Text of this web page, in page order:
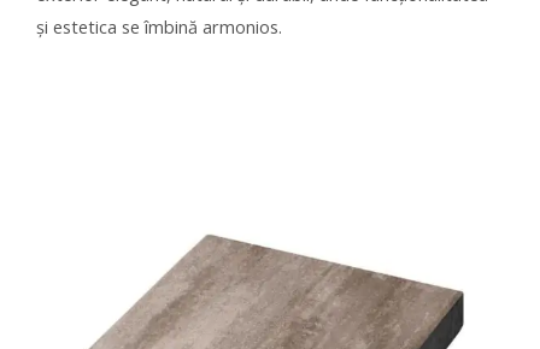
și estetica se îmbină armonios.